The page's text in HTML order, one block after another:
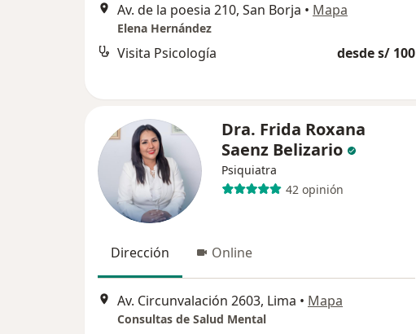
Av. de la poesia 210, San Borja • Mapa
Elena Hernández
Visita Psicología desde s/ 100
Dra. Frida Roxana
Saenz Belizario
Psiquiatra
42 opinión
Dirección Online
Av. Circunvalación 2603, Lima • Mapa
Consultas de Salud Mental